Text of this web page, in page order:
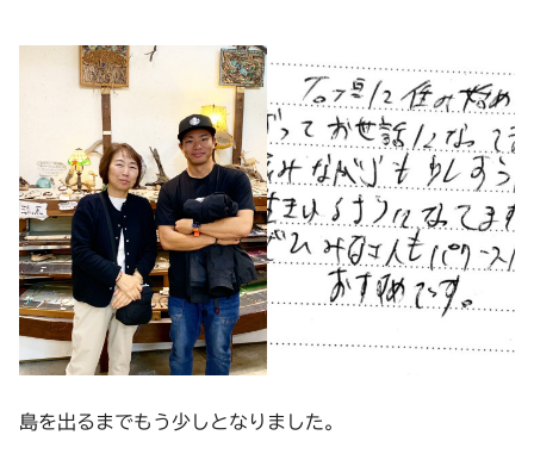
島を出るまでもう少しとなりました。